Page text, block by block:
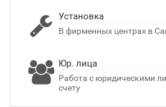
Установка
В фирменных центрах в
Юр. лица
Работа с юридическими
счету